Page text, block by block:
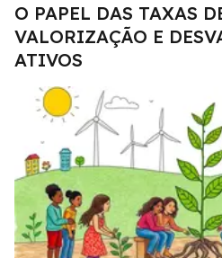
O PAPEL DAS TAXAS
VALORIZAÇÃO E
ATIVOS